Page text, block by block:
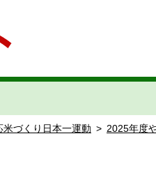
づくり日本一運動 > 2025年度